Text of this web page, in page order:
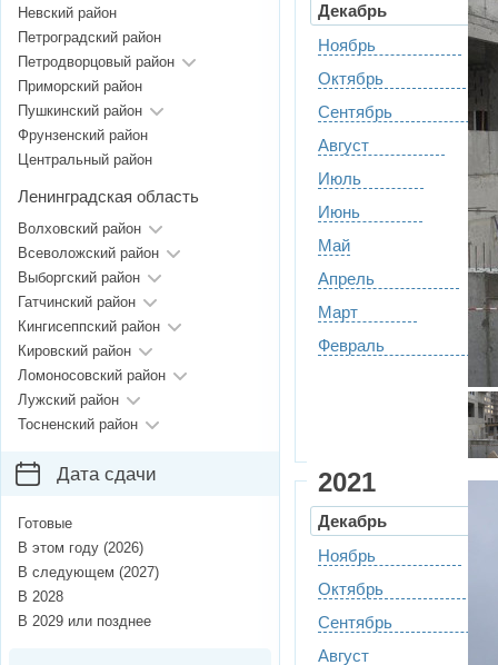
Декабрь
Ноябрь
Октябрь
Сентябрь
Август
Июль
Июнь
Май
Апрель
Март
Февраль
2021
Декабрь
Ноябрь
Октябрь
Сентябрь
Август
Невский район
Петроградский район
Петродворцовый район
Приморский район
Пушкинский район
Фрунзенский район
Центральный район
Ленинградская область
Волховский район
Всеволожский район
Выборгский район
Гатчинский район
Кингисеппский район
Кировский район
Ломоносовский район
Лужский район
Тосненский район
Дата сдачи
Готовые
В этом году (2026)
В следующем (2027)
В 2028
В 2029 или позднее